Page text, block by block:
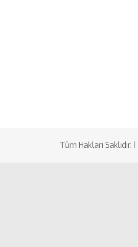
Tüm Hakları Saklıdır. |